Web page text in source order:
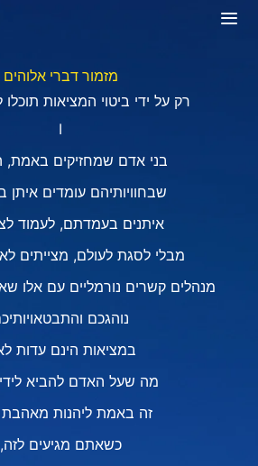
מזמור דברי אלוהים
רק על ידי ביטוי המציאות
I
בני אדם שמחזיקים
שבחוויותיהם עומדים איתן
איתנים בעמדתם, לעמוד
מבלי לסגת לעולם, מצייתים
מנהלים קשרים נורמליים עם אלו
נוהגכם
במציאות הינם עדות
מה שעל האדם להביא לידי
זה באמת ליהנות
כשאתם מגיעים לזה,